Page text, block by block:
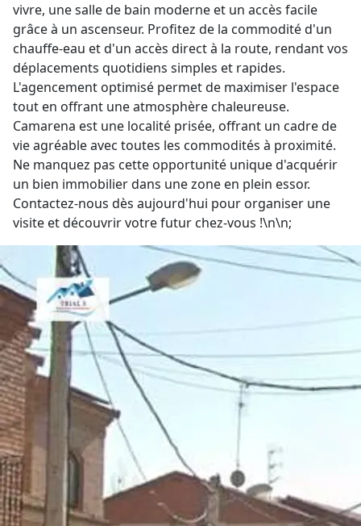
vivre, une salle de bain moderne et un accès facile
grâce à un ascenseur. Profitez de la commodité d'un
chauffe-eau et d'un accès direct à la route, rendant vos
déplacements quotidiens simples et rapides.
L'agencement optimisé permet de maximiser l'espace
tout en offrant une atmosphère chaleureuse.
Camarena est une localité prisée, offrant un cadre de
vie agréable avec toutes les commodités à proximité.
Ne manquez pas cette opportunité unique d'acquérir
un bien immobilier dans une zone en plein essor.
Contactez-nous dès aujourd'hui pour organiser une
visite et découvrir votre futur chez-vous !\n\n;